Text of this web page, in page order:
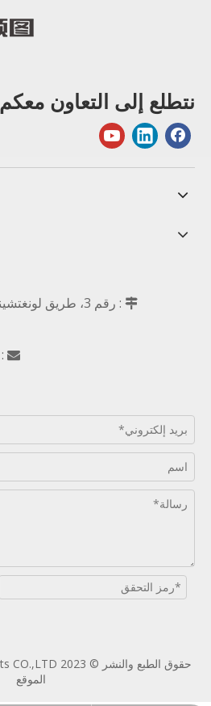
نتطلع إلى التعاون معكم
 : رقم 3، طريق لونغتشينغ، مدينة لونغ شنغ، كايبينغ

:
حقوق الطبع والنشر © 2023 Shuntu Auto Parts CO.,LTD |
الموقع